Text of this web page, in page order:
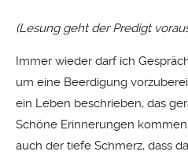
(Lesung geht der Predigt
Immer wieder darf ich
um eine Beerdigung
ein Leben beschrieben, das
Schöne Erinnerungen
auch der tiefe Schmerz, dass